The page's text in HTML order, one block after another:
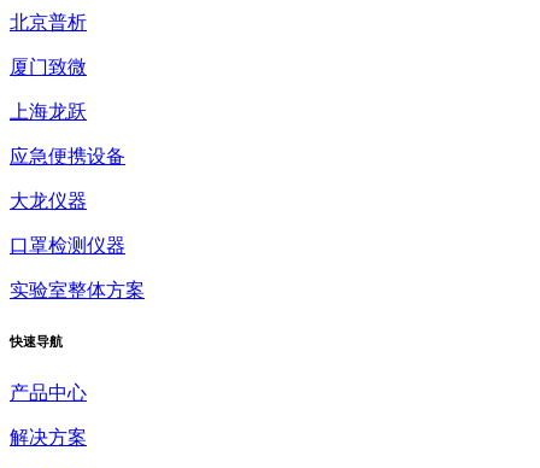
北京普析
厦门致微
上海龙跃
应急便携设备
大龙仪器
口罩检测仪器
实验室整体方案
快速导航
产品中心
解决方案